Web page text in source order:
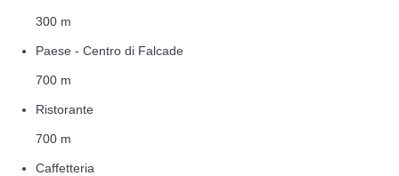
300 m
Paese - Centro di Falcade
700 m
Ristorante
700 m
Caffetteria